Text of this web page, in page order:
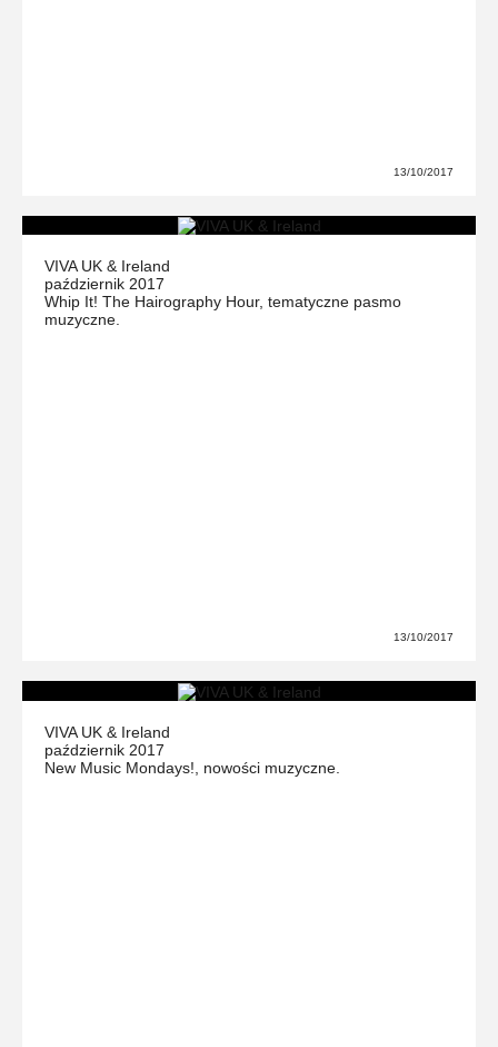
13/10/2017
VIVA UK & Ireland
październik 2017
Whip It! The Hairography Hour, tematyczne pasmo
muzyczne.
13/10/2017
VIVA UK & Ireland
październik 2017
New Music Mondays!, nowości muzyczne.